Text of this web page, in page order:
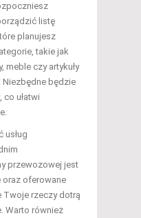
listę
planujesz
takie jak
meble czy artykuły
będzie
ułatwi
usług
przewozowej jest
oferowane
Twoje rzeczy dotrą
Warto również